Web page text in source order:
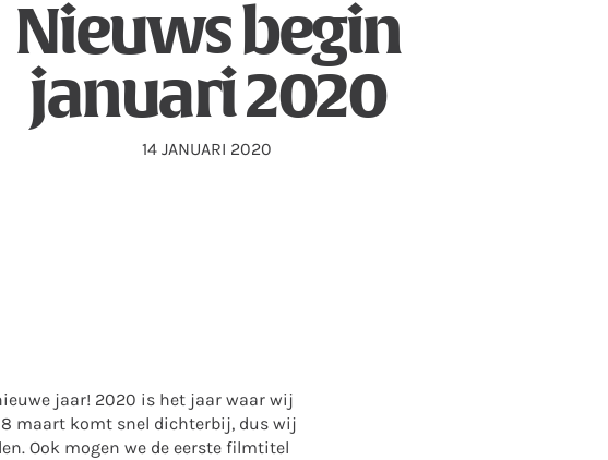
Nieuws begin
januari 2020
14 JANUARI 2020
jaar! 2020 is het jaar waar wij
maart komt snel dichterbij, dus wij
Ook mogen we de eerste filmtitel